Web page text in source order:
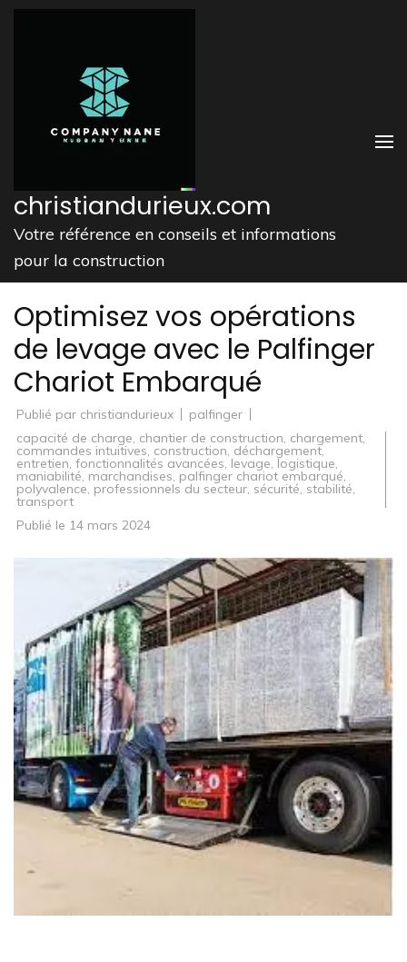
Aller
christiandurieux.com
Votre référence en conseils et informations
pour la construction
Optimisez vos opérations
de levage avec le Palfinger
Chariot Embarqué
Publié par christiandurieux
palfinger
capacité de charge, chantier de construction, chargement,
commandes intuitives, construction, déchargement,
entretien, fonctionnalités avancées, levage, logistique,
maniabilité, marchandises, palfinger chariot embarqué,
polyvalence, professionnels du secteur, sécurité, stabilité,
transport
Publié le 14 mars 2024